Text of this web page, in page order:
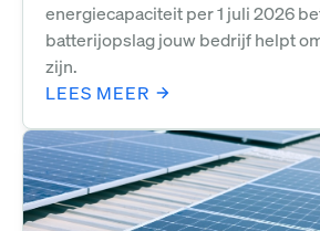
energiecapaciteit per 1 juli 2026
batterijopslag jouw bedrijf helpt
zijn.
LEES MEER